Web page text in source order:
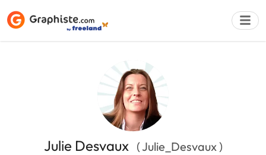
Julie Desvaux ( Julie_Desvaux )